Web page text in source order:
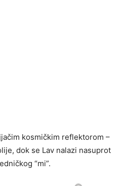
kosmičkim reflektorom –
dok se Lav nalazi nasuprot
“mi”.